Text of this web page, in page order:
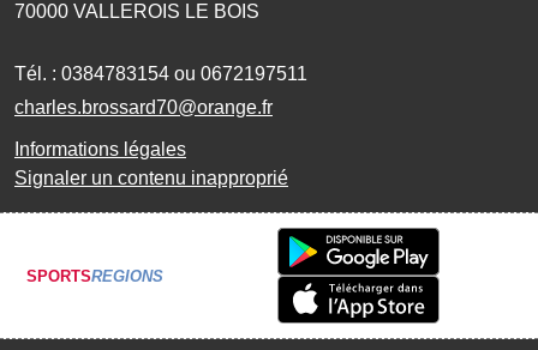
70000 VALLEROIS LE BOIS
Tél. : 0384783154 ou 0672197511
charles.brossard70@orange.fr
Informations légales
Signaler un contenu inapproprié
SPORTSREGIONS